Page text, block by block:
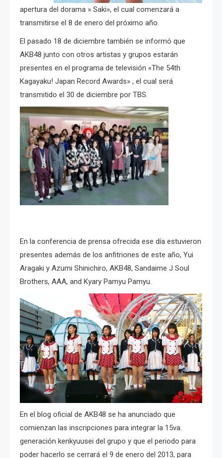
apertura del dorama » Saki», el cual comenzará a
transmitirse el 8 de enero del próximo año.
El pasado 18 de diciembre también se informó que
AKB48 junto con otros artistas y grupos estarán
presentes en el programa de televisión «The 54th
Kagayaku! Japan Record Awards» , el cual será
transmitido el 30 de diciembre por TBS.
En la conferencia de prensa ofrecida ese día estuvieron
presentes además de los anfitriones de este año, Yui
Aragaki y Azumi Shinichiro, AKB48, Sandaime J Soul
Brothers, AAA, and Kyary Pamyu Pamyu.
En el blog oficial de AKB48 se ha anunciado que
comienzan las inscripciones para integrar la 15va.
generación kenkyuusei del grupo y que el periodo para
poder hacerlo se cerrará el 9 de enero del 2013, para